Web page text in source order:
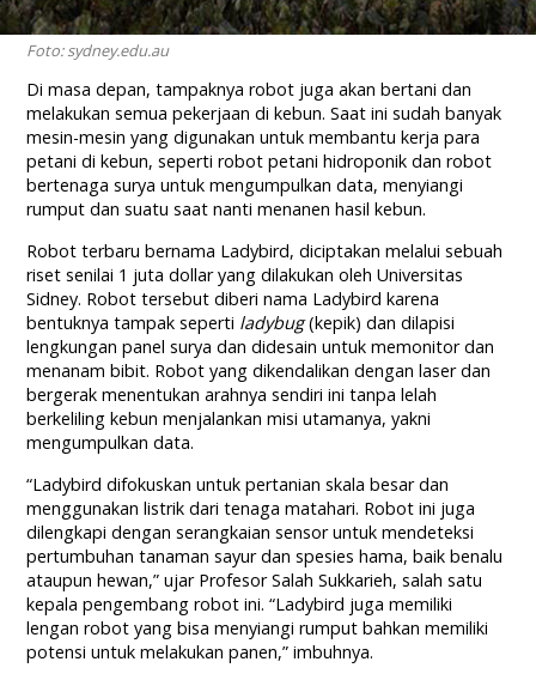
Foto: sydney.edu.au
Di masa depan, tampaknya robot juga akan bertani dan
melakukan semua pekerjaan di kebun. Saat ini sudah banyak
mesin-mesin yang digunakan untuk membantu kerja para
petani di kebun, seperti robot petani hidroponik dan robot
bertenaga surya untuk mengumpulkan data, menyiangi
rumput dan suatu saat nanti menanen hasil kebun.
Robot terbaru bernama Ladybird, diciptakan melalui sebuah
riset senilai 1 juta dollar yang dilakukan oleh Universitas
Sidney. Robot tersebut diberi nama Ladybird karena
bentuknya tampak seperti ladybug(kepik) dan dilapisi
lengkungan panel surya dan didesain untuk memonitor dan
menanam bibit. Robot yang dikendalikan dengan laser dan
bergerak menentukan arahnya sendiri ini tanpa lelah
berkeliling kebun menjalankan misi utamanya, yakni
mengumpulkan data.
“Ladybird difokuskan untuk pertanian skala besar dan
menggunakan listrik dari tenaga matahari. Robot ini juga
dilengkapi dengan serangkaian sensor untuk mendeteksi
pertumbuhan tanaman sayur dan spesies hama, baik benalu
ataupun hewan,” ujar Profesor Salah Sukkarieh, salah satu
kepala pengembang robot ini. “Ladybird juga memiliki
lengan robot yang bisa menyiangi rumput bahkan memiliki
potensi untuk melakukan panen,” imbuhnya.